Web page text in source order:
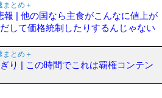
まとめ＋
報 | 他の国なら主食がこんなに値上が
して価格統制したりするんじゃない
まとめ＋
り | この時間でこれは覇権コンテン